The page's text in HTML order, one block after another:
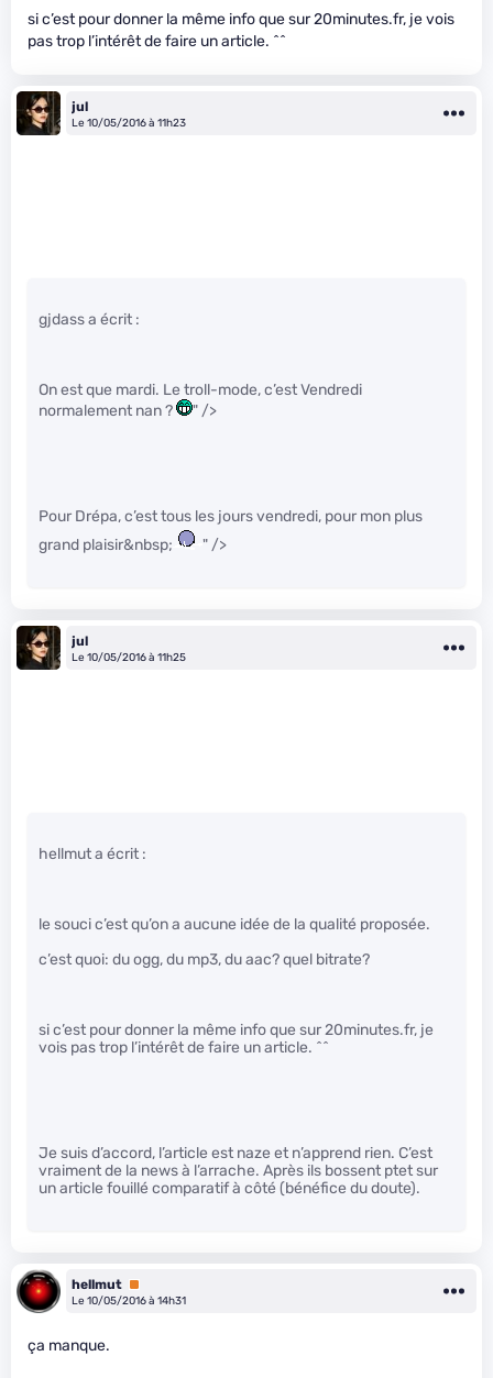
si c’est pour donner la même info que sur 20minutes.fr, je vois
pas trop l’intérêt de faire un article. ^^
jul
Le 10/05/2016 à 11h23
gjdass a écrit :
On est que mardi. Le troll-mode, c’est Vendredi
normalement nan ?
" />
Pour Drépa, c’est tous les jours vendredi, pour mon plus
grand plaisir&nbsp;
" />
jul
Le 10/05/2016 à 11h25
hellmut a écrit :
le souci c’est qu’on a aucune idée de la qualité proposée.
c’est quoi: du ogg, du mp3, du aac? quel bitrate?
si c’est pour donner la même info que sur 20minutes.fr, je
vois pas trop l’intérêt de faire un article. ^^
Je suis d’accord, l’article est naze et n’apprend rien. C’est
vraiment de la news à l’arrache. Après ils bossent ptet sur
un article fouillé comparatif à côté (bénéfice du doute).
hellmut Premium
Le 10/05/2016 à 14h31
ça manque.